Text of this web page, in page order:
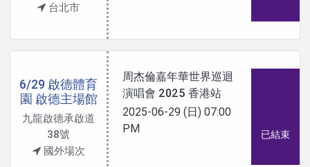
台北市
6/29 啟德體育
園 啟德主場館
九龍啟德承啟道
38號
國外場次
周杰倫嘉年華世界巡迴
演唱會 2025 香港站
2025-06-29 (日) 07:00
PM
已結束